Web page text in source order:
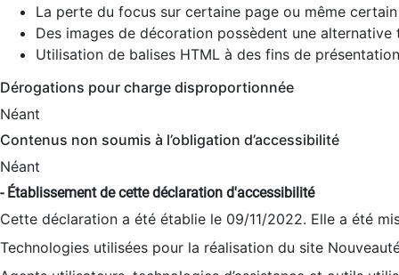
La perte du focus sur certaine page ou même
Des images de décoration possèdent une alternative
Utilisation de balises HTML à des fins de
Dérogations pour charge disproportionnée
Néant
Contenus non soumis à l’obligation d’accessibilité
Néant
- Établissement de cette déclaration d'accessibilité
Cette déclaration a été établie le 09/11/2022. Elle a été
Technologies utilisées pour la réalisation du site